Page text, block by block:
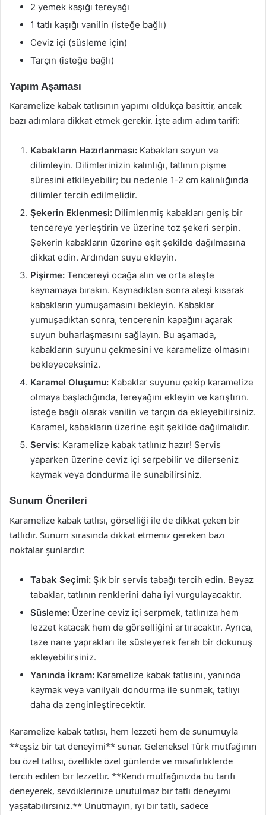
2 yemek kaşığı tereyağı
1 tatlı kaşığı vanilin (isteğe bağlı)
Ceviz içi (süsleme için)
Tarçın (isteğe bağlı)
Yapım Aşaması
Karamelize kabak tatlısının yapımı oldukça basittir, ancak
bazı adımlara dikkat etmek gerekir. İşte adım adım tarifi:
Kabakların Hazırlanması: Kabakları soyun ve
dilimleyin. Dilimlerinizin kalınlığı, tatlının pişme
süresini etkileyebilir; bu nedenle 1-2 cm kalınlığında
dilimler tercih edilmelidir.
Şekerin Eklenmesi: Dilimlenmiş kabakları geniş bir
tencereye yerleştirin ve üzerine toz şekeri serpin.
Şekerin kabakların üzerine eşit şekilde dağılmasına
dikkat edin. Ardından suyu ekleyin.
Pişirme: Tencereyi ocağa alın ve orta ateşte
kaynamaya bırakın. Kaynadıktan sonra ateşi kısarak
kabakların yumuşamasını bekleyin. Kabaklar
yumuşadıktan sonra, tencerenin kapağını açarak
suyun buharlaşmasını sağlayın. Bu aşamada,
kabakların suyunu çekmesini ve karamelize olmasını
bekleyeceksiniz.
Karamel Oluşumu: Kabaklar suyunu çekip karamelize
olmaya başladığında, tereyağını ekleyin ve karıştırın.
İsteğe bağlı olarak vanilin ve tarçın da ekleyebilirsiniz.
Karamel, kabakların üzerine eşit şekilde dağılmalıdır.
Servis: Karamelize kabak tatlınız hazır! Servis
yaparken üzerine ceviz içi serpebilir ve dilerseniz
kaymak veya dondurma ile sunabilirsiniz.
Sunum Önerileri
Karamelize kabak tatlısı, görselliği ile de dikkat çeken bir
tatlıdır. Sunum sırasında dikkat etmeniz gereken bazı
noktalar şunlardır:
Tabak Seçimi: Şık bir servis tabağı tercih edin. Beyaz
tabaklar, tatlının renklerini daha iyi vurgulayacaktır.
Süsleme: Üzerine ceviz içi serpmek, tatlınıza hem
lezzet katacak hem de görselliğini artıracaktır. Ayrıca,
taze nane yaprakları ile süsleyerek ferah bir dokunuş
ekleyebilirsiniz.
Yanında İkram: Karamelize kabak tatlısını, yanında
kaymak veya vanilyalı dondurma ile sunmak, tatlıyı
daha da zenginleştirecektir.
Karamelize kabak tatlısı, hem lezzeti hem de sunumuyla
**eşsiz bir tat deneyimi** sunar. Geleneksel Türk mutfağının
bu özel tatlısı, özellikle özel günlerde ve misafirliklerde
tercih edilen bir lezzettir. **Kendi mutfağınızda bu tarifi
deneyerek, sevdiklerinize unutulmaz bir tatlı deneyimi
yaşatabilirsiniz.** Unutmayın, iyi bir tatlı, sadece